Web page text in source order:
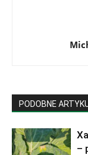
PODOBNE
–